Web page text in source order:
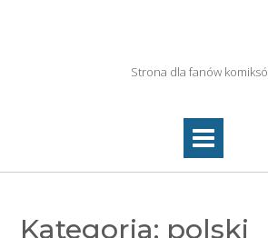
Strona dla fanów
Kategoria: polski